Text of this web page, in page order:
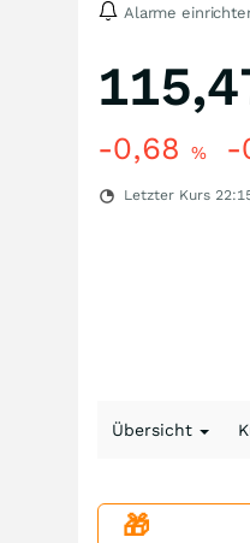
Alarme
-0,68 % -
Letzter Kurs
Übersicht
🎁